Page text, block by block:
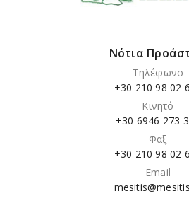
Νότια
Τηλέφωνο
+30 210 98 02
Κινητό
+30 6946 273
Φαξ
+30 210 98 02
Email